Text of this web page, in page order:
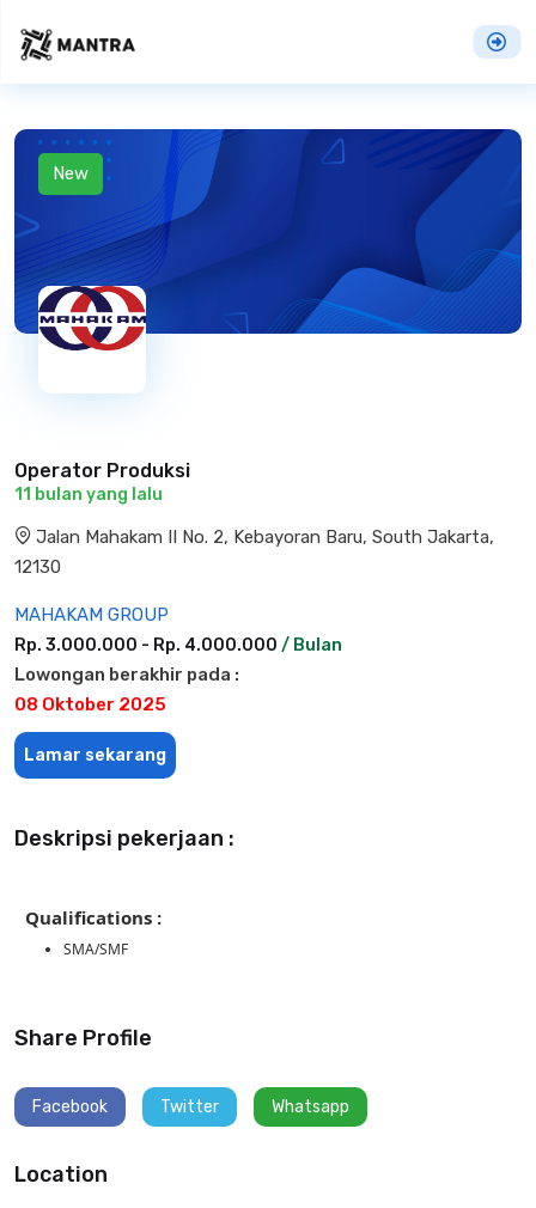
New
Operator Produksi
11 bulan yang lalu
Jalan Mahakam II No. 2, Kebayoran Baru, South Jakarta,
12130
MAHAKAM GROUP
Rp. 3.000.000 - Rp. 4.000.000 / Bulan
Lowongan berakhir pada :
08 Oktober 2025
Lamar sekarang
Deskripsi pekerjaan :
Qualifications :
SMA/SMF
Share Profile
Facebook Twitter Whatsapp
Location